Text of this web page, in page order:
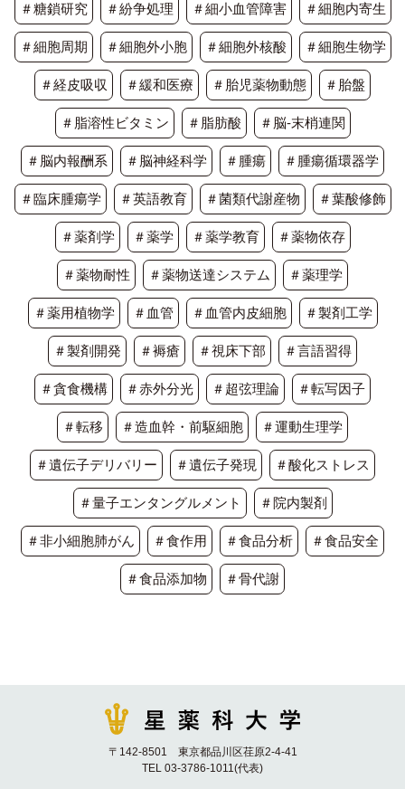
＃糖鎖研究 ＃紛争処理 ＃細小血管障害 ＃細胞内寄生
＃細胞周期 ＃細胞外小胞 ＃細胞外核酸 ＃細胞生物学
＃経皮吸収 ＃緩和医療 ＃胎児薬物動態 ＃胎盤
＃脂溶性ビタミン ＃脂肪酸 ＃脳-末梢連関
＃脳内報酬系 ＃脳神経科学 ＃腫瘍 ＃腫瘍循環器学
＃臨床腫瘍学 ＃英語教育 ＃菌類代謝産物 ＃葉酸修飾
＃薬剤学 ＃薬学 ＃薬学教育 ＃薬物依存
＃薬物耐性 ＃薬物送達システム ＃薬理学
＃薬用植物学 ＃血管 ＃血管内皮細胞 ＃製剤工学
＃製剤開発 ＃褥瘡 ＃視床下部 ＃言語習得
＃貪食機構 ＃赤外分光 ＃超弦理論 ＃転写因子
＃転移 ＃造血幹・前駆細胞 ＃運動生理学
＃遺伝子デリバリー ＃遺伝子発現 ＃酸化ストレス
＃量子エンタングルメント ＃院内製剤
＃非小細胞肺がん ＃食作用 ＃食品分析 ＃食品安全
＃食品添加物 ＃骨代謝
〒142-8501 東京都品川区荏原2-4-41
TEL 03-3786-1011(代表)